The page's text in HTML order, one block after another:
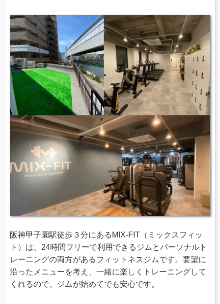
阪神甲子園駅徒歩３分にあるMIX-FIT（ミックスフィッ
ト）は、24時間フリーで利用できるジムとパーソナルト
レーニングの両方があるフィットネスジムです。要望に
沿ったメニューを考え、一緒に楽しくトレーニングして
くれるので、ジムが始めてでも安心です。